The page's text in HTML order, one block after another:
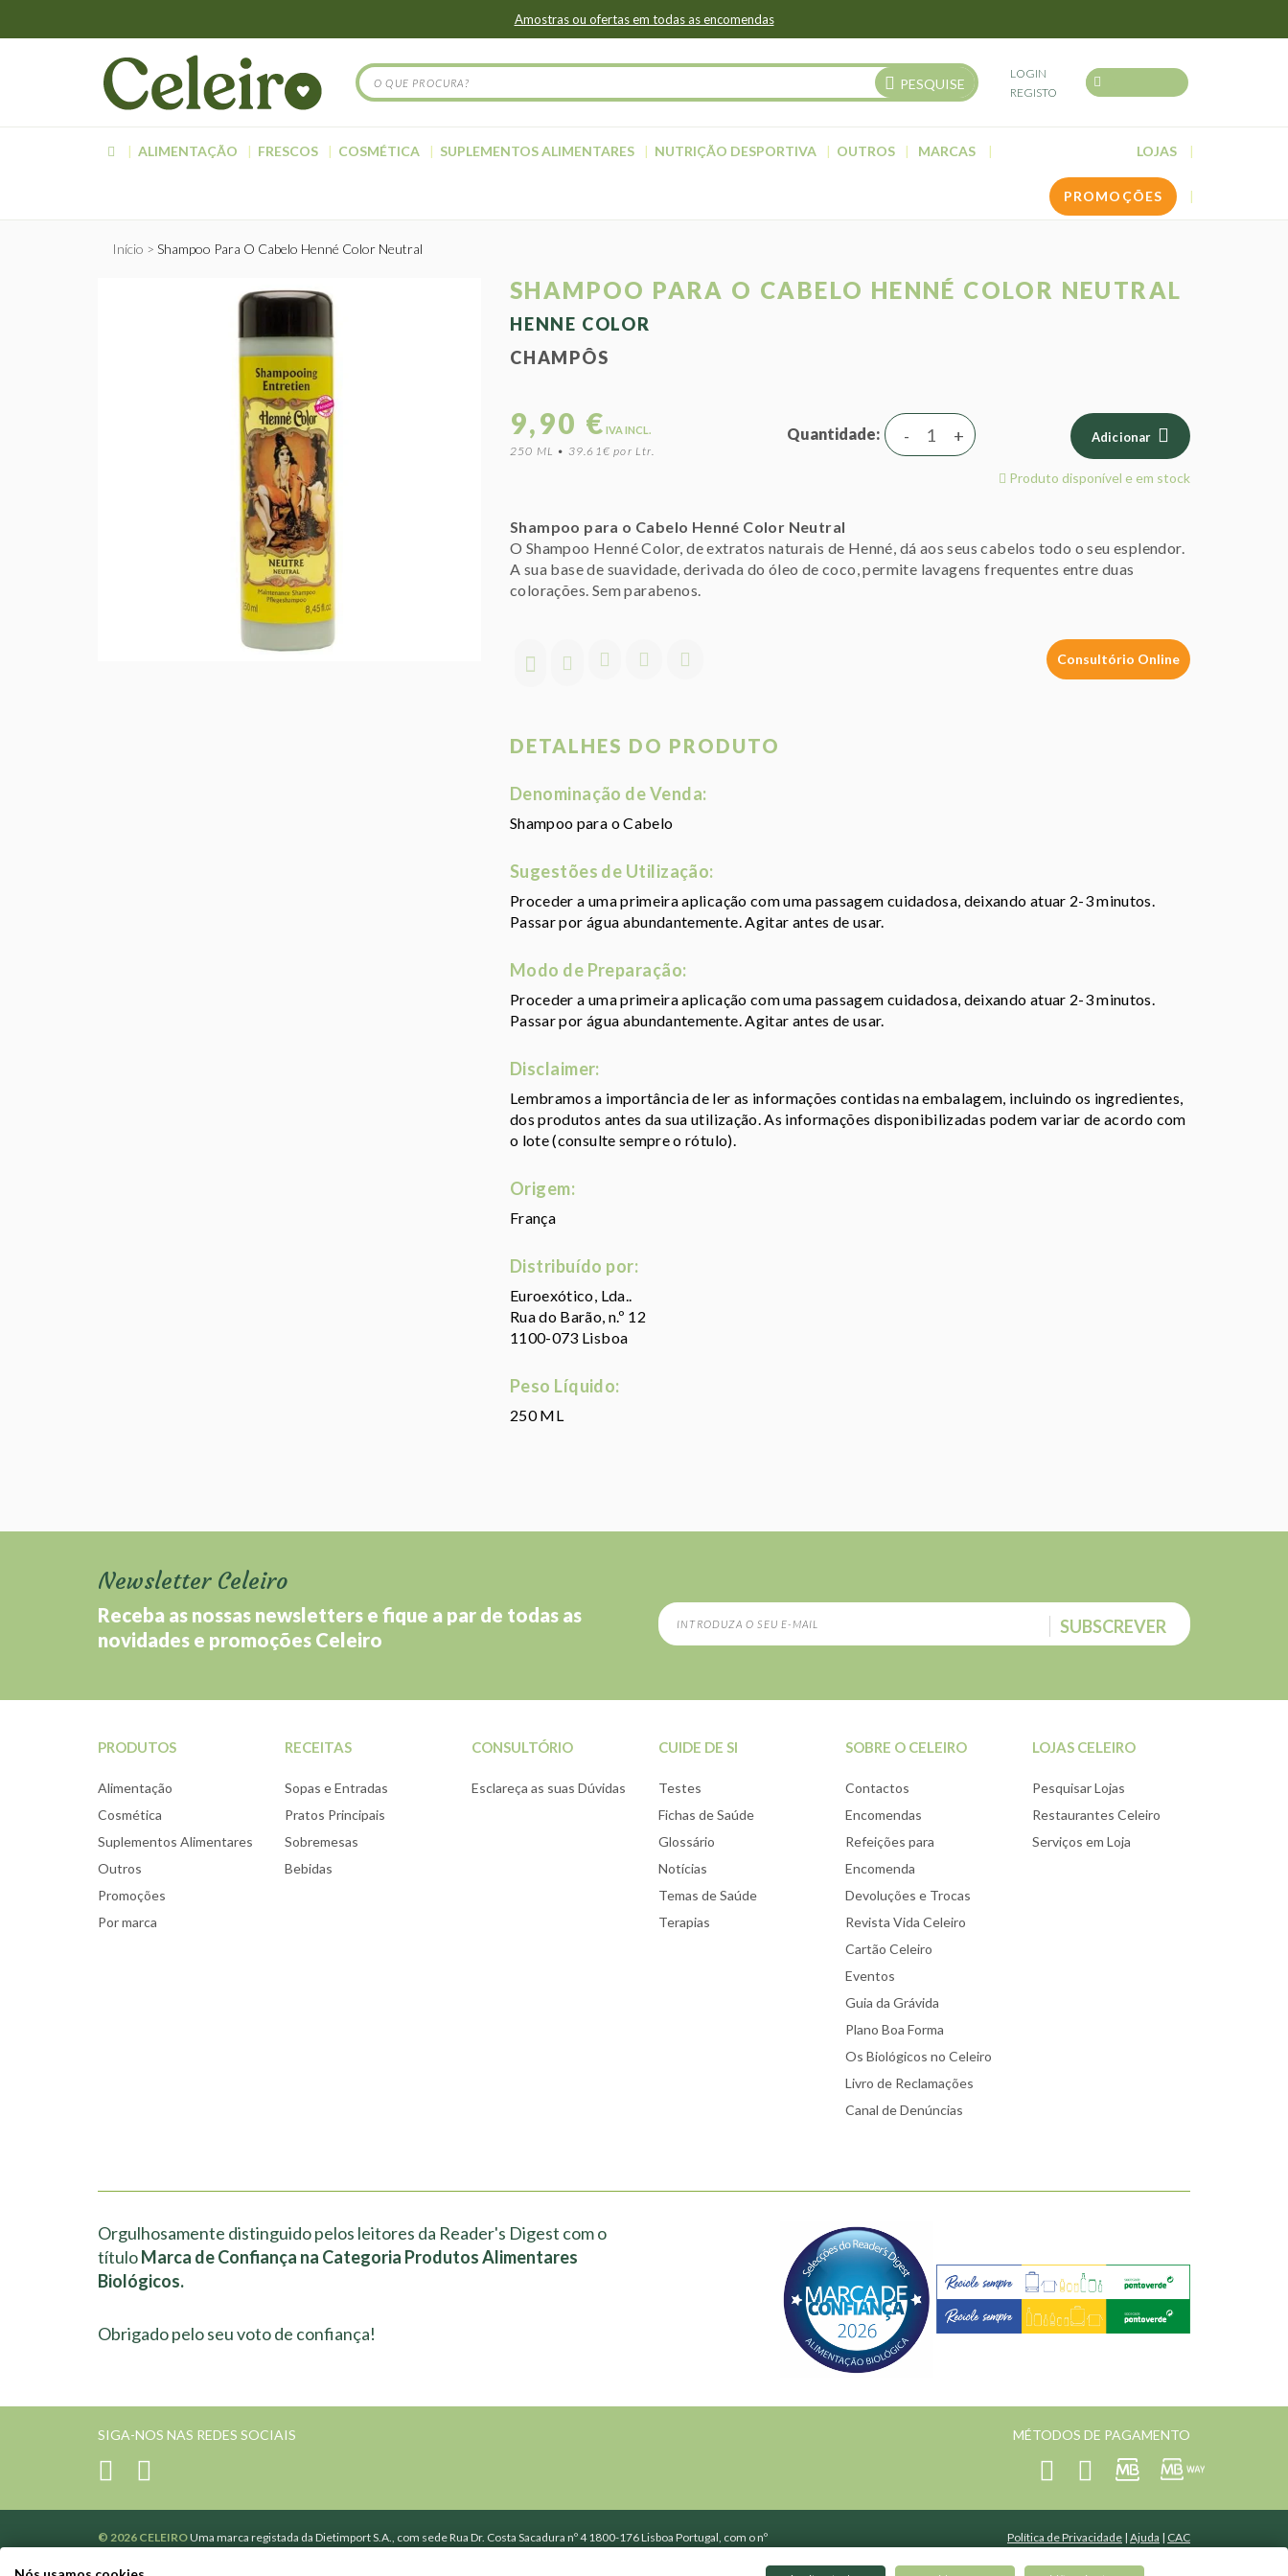
Amostras ou ofertas em todas as encomendas
PESQUISE
LOGIN
REGISTO
ALIMENTAÇÃO FRESCOS COSMÉTICA SUPLEMENTOS ALIMENTARES NUTRIÇÃO DESPORTIVA OUTROS MARCAS LOJAS
PROMOÇÕES
Início Shampoo Para O Cabelo Henné Color Neutral
SHAMPOO PARA O CABELO HENNÉ COLOR NEUTRAL
HENNE COLOR
CHAMPÔS
9,90 € IVA INCL.
250 ML • 39.61€ por Ltr.
Quantidade +
- Adicionar
Produto disponível e em stock
Shampoo para o Cabelo Henné Color Neutral
O Shampoo Henné Color, de extratos naturais de Henné, dá aos seus cabelos todo o seu esplendor.
A sua base de suavidade, derivada do óleo de coco, permite lavagens frequentes entre duas
colorações. Sem parabenos.
Consultório Online
DETALHES DO PRODUTO
Denominação de Venda:
Shampoo para o Cabelo
Sugestões de Utilização:
Proceder a uma primeira aplicação com uma passagem cuidadosa, deixando atuar 2-3 minutos.
Passar por água abundantemente. Agitar antes de usar.
Modo de Preparação:
Proceder a uma primeira aplicação com uma passagem cuidadosa, deixando atuar 2-3 minutos.
Passar por água abundantemente. Agitar antes de usar.
Disclaimer:
Lembramos a importância de ler as informações contidas na embalagem, incluindo os ingredientes,
dos produtos antes da sua utilização. As informações disponibilizadas podem variar de acordo com
o lote (consulte sempre o rótulo).
Origem:
França
Distribuído por:
Euroexótico, Lda..
Rua do Barão, n.º 12
1100-073 Lisboa
Peso Líquido:
250 ML
Newsletter Celeiro
Receba as nossas newsletters e fique a par de todas as
novidades e promoções Celeiro
SUBSCREVER
PRODUTOS
Alimentação
Cosmética
Suplementos Alimentares
Outros
Promoções
Por marca
RECEITAS
Sopas e Entradas
Pratos Principais
Sobremesas
Bebidas
CONSULTÓRIO
Esclareça as suas Dúvidas
CUIDE DE SI
Testes
Fichas de Saúde
Glossário
Notícias
Temas de Saúde
Terapias
SOBRE O CELEIRO
Contactos
Encomendas
Refeições para
Encomenda
Devoluções e Trocas
Revista Vida Celeiro
Cartão Celeiro
Eventos
Guia da Grávida
Plano Boa Forma
Os Biológicos no Celeiro
Livro de Reclamações
Canal de Denúncias
LOJAS CELEIRO
Pesquisar Lojas
Restaurantes Celeiro
Serviços em Loja
Orgulhosamente distinguido pelos leitores da Reader's Digest com o
títuloMarca de Confiança na Categoria Produtos Alimentares
Biológicos.
Obrigado pelo seu voto de confiança!
SIGA-NOS NAS REDES SOCIAIS MÉTODOS DE PAGAMENTO
© 2026 CELEIROUma marca registada da Dietimport S.A., com sede Rua Dr. Costa Sacadura nº 4 1800-176 Lisboa Portugal, com o nº
Poderá contactar-nos através do nosso
Política de Privacidade | Ajuda | CAC